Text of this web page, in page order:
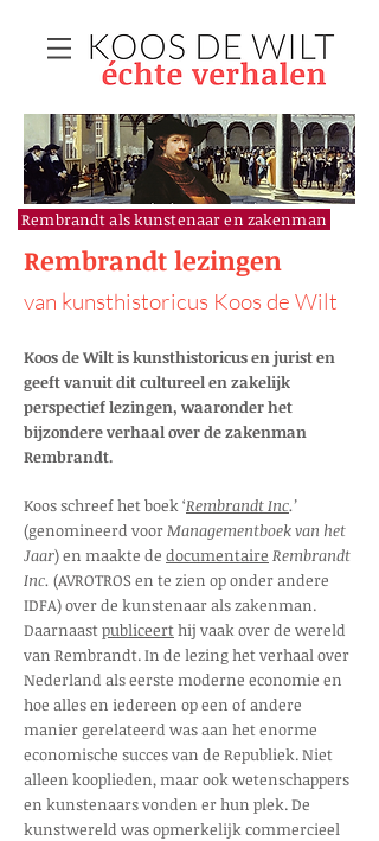
Rembrandt als kunstenaar en zakenman
Rembrandt lezingen
van kunsthistoricus Koos de Wilt
Koos de Wilt is kunsthistoricus en jurist en
geeft vanuit dit cultureel en zakelijk
perspectief lezingen, waaronder het
bijzondere verhaal over de zakenman
Rembrandt.
Koos schreef het boek ‘Rembrandt Inc.’
(genomineerd voorManagementboek van het
Jaar) en maakte de documentaire Rembrandt
Inc. (AVROTROS en te zien op onder andere
IDFA) over de kunstenaar als zakenman.
Daarnaastpubliceerthij vaak over de wereld
van Rembrandt. In de lezing het verhaal over
Nederland als eerste moderne economie en
hoe alles en iedereen op een of andere
manier gerelateerd was aan het enorme
economische succes van de Republiek. Niet
alleen kooplieden, maar ook wetenschappers
en kunstenaars vonden er hun plek. De
kunstwereld was opmerkelijk commercieel